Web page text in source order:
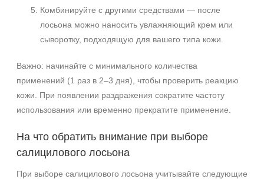
Комбинируйте с другими средствами — после
лосьона можно наносить увлажняющий крем или
сыворотку, подходящую для вашего типа кожи.
Важно: начинайте с минимального количества
применений (1 раз в 2–3 дня), чтобы проверить реакцию
кожи. При появлении раздражения сократите частоту
использования или временно прекратите применение.
На что обратить внимание при выборе
салицилового лосьона
При выборе салицилового лосьона учитывайте следующие
+7 (495) 640-58-89
+7 (929) 933-09-89